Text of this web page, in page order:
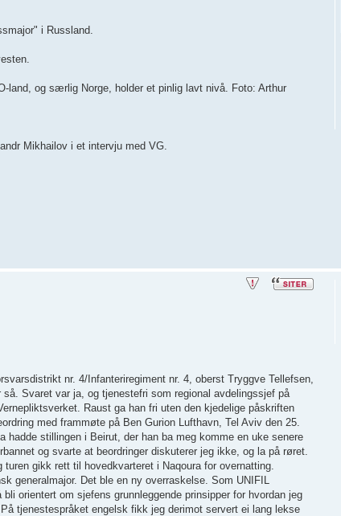
i Russland.
land, og særlig Norge, holder et pinlig lavt nivå. Foto: Arthur
Mikhailov i et intervju med VG.
nr. 4/Infanteriregiment nr. 4, oberst Tryggve Tellefsen,
Svaret var ja, og tjenestefri som regional avdelingssjef på
Raust ga han fri uten den kjedelige påskriften
med frammøte på Ben Gurion Lufthavn, Tel Aviv den 25.
stillingen i Beirut, der han ba meg komme en uke senere
og svarte at beordringer diskuterer jeg ikke, og la på røret.
gikk rett til hovedkvarteret i Naqoura for overnatting.
generalmajor. Det ble en ny overraskelse. Som UNIFIL
orientert om sjefens grunnleggende prinsipper for hvordan jeg
tjenestespråket engelsk fikk jeg derimot servert ei lang lekse